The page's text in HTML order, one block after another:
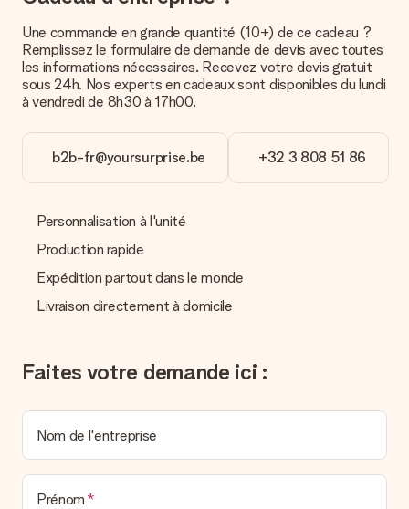
Paiement
Comment puis-je régler ma commande ?
Nous proposons les formes de paiement suivantes : Paypal,
carte bancaire ou par virement bancaire. Comptez un délai de
cas de paiement par virement bancaire.
Réception du cadeau
fait ?
Nous déplorons le fait que votre cadeau ne vous plaise pas.
Vous pouvez dans ce cas contacter notre service client qui
La facture est-elle envoyée avec le cadeau ?
Nous n’envoyons pas de facture avec le cadeau. Nous vous
personnel MySurprise. Vous pouvez ainsi être tranquille et
Une commande en grande quantité (10+) de ce cadeau ?
Remplissez le formulaire de demande de devis avec toutes
les informations nécessaires. Recevez votre devis gratuit
sous 24h. Nos experts en cadeaux sont disponibles du lundi
à vendredi de 8h30 à 17h00.
b2b-fr@yoursurprise.be +32 3 808 51 86
Personnalisation à l'unité
Production rapide
Expédition partout dans le monde
Livraison directement à domicile
Faites votre demande ici :
Nom de l'entreprise
Prénom